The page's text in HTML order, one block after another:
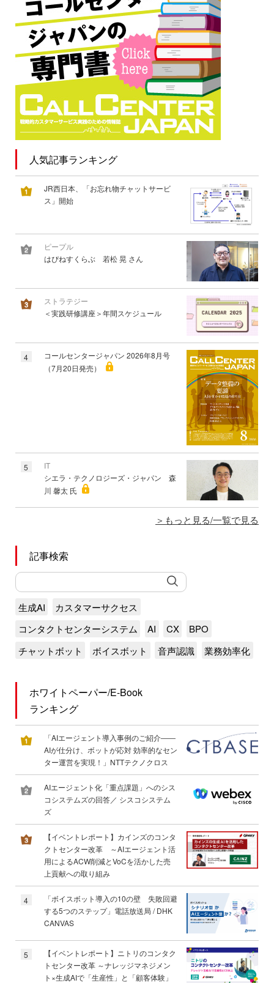
人気記事ランキング
JR西日本、「お忘れ物チャットサービ
ス」開始
ピープル
はぴねすくらぶ 若松 晃 さん
ストラテジー
＜実践研修講座＞年間スケジュール
4
コールセンタージャパン 2026年8月号
（7月20日発売）
5
IT
シエラ・テクノロジーズ・ジャパン 森
川 馨太 氏
もっと見る/一覧で見る
記事検索
生成AI
カスタマーサクセス
コンタクトセンターシステム
AI CX
BPO
チャットボット
ボイスボット 音声認識 業務効率化
ホワイトペーパー/E-Book
ランキング
「AIエージェント導入事例のご紹介――
AIが仕分け、ボットが応対 効率的なセン
ター運営を実現！」NTTテクノクロス
AIエージェント化「重点課題」へのシス
コシステムズの回答／ シスコシステム
ズ
【イベントレポート】カインズのコンタ
クトセンター改革 ～AIエージェント活
用によるACW削減とVoCを活かした売
上貢献への取り組み
4
「ボイスボット導入の10の壁 失敗回避
する5つのステップ」電話放送局 / DHK
CANVAS
5
【イベントレポート】ニトリのコンタク
トセンター改革 ～ナレッジマネジメン
ト×生成AIで「生産性」と「顧客体験」